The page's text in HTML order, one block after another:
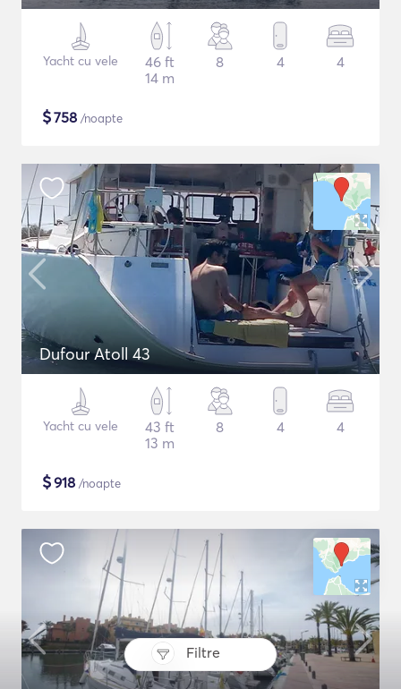
Filtre
Yacht cu vele
46 ft
14 m
8 4 4
$758 /noapte
Dufour Atoll 43
Yacht cu vele
43 ft
13 m
8 4 4
$918 /noapte